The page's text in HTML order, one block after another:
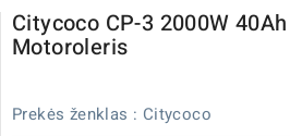
Citycoco CP-3 2000W
Motoroleris
Prekės ženklas : Citycoco